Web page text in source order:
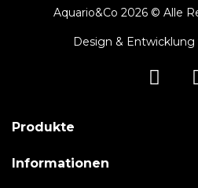
Aquario&Co 2026 © Alle
Design & Entwicklung
Produkte
Informationen